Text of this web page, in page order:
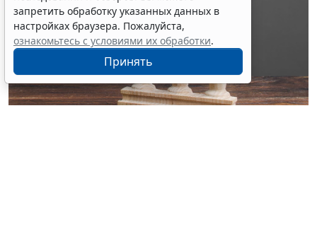
запретить обработку указанных данных в
настройках браузера. Пожалуйста,
ознакомьтесь с условиями их обработки.
Принять